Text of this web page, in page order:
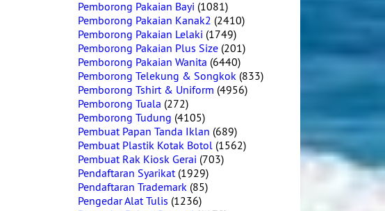
Pemborong Pakaian Bayi (1081)
Pemborong Pakaian Kanak2 (2410)
Pemborong Pakaian Lelaki (1749)
Pemborong Pakaian Plus Size (201)
Pemborong Pakaian Wanita (6440)
Pemborong Telekung & Songkok (833)
Pemborong Tshirt & Uniform (4956)
Pemborong Tuala (272)
Pemborong Tudung (4105)
Pembuat Papan Tanda Iklan (689)
Pembuat Plastik Kotak Botol (1562)
Pembuat Rak Kiosk Gerai (703)
Pendaftaran Syarikat(1929)
Pendaftaran Trademark (85)
Pengedar Alat Tulis (1236)